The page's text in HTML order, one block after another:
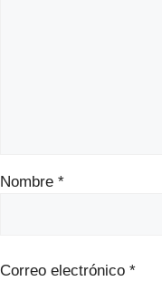
Nombre *
Correo electrónico *